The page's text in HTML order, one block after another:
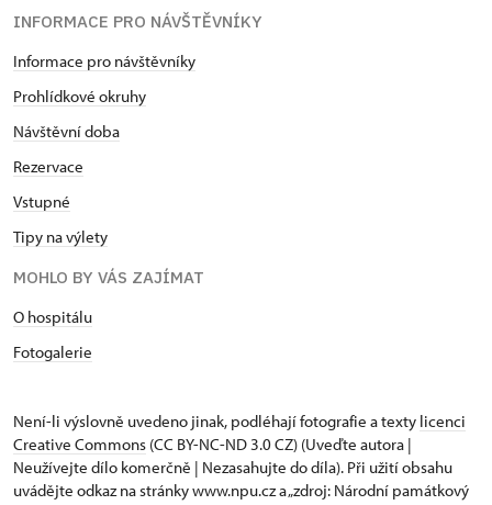
INFORMACE PRO NÁVŠTĚVNÍKY
Informace pro návštěvníky
Prohlídkové okruhy
Návštěvní doba
Rezervace
Vstupné
Tipy na výlety
MOHLO BY VÁS ZAJÍMAT
O hospitálu
Fotogalerie
Není-li výslovně uvedeno jinak, podléhají fotografie a texty licenci
Creative Commons (CC BY-NC-ND 3.0 CZ) (Uveďte autora |
Neužívejte dílo komerčně | Nezasahujte do díla). Při užití obsahu
uvádějte odkaz na stránky www.npu.cz a „zdroj: Národní památkový